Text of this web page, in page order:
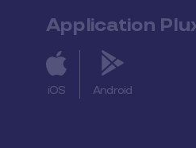
Application
iOS Android